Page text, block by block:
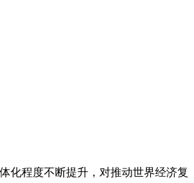
化程度不断提升，对推动世界经济复